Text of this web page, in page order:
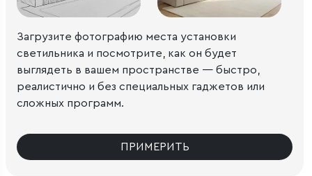
Загрузите фотографию места установки
светильника и посмотрите, как он будет
выглядеть в вашем пространстве — быстро,
реалистично и без специальных гаджетов или
сложных программ.
ПРИМЕРИТЬ